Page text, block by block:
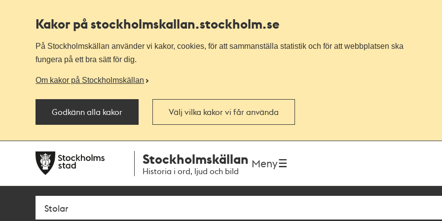
Kakor på stockholmskallan.stockholm.se
På Stockholmskällan använder vi kakor, cookies, för att sammanställa statistik och för att webbplatsen ska
fungera på ett bra sätt för dig.
Om kakor på Stockholmskällan
Godkänn alla kakor Välj vilka kakor vi får använda
navigationen
huvudinnehållet
Stockholmskällan
Historia i ord, ljud och bild
Meny
Sök